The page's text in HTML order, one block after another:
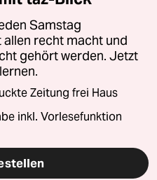
Samstag
recht macht und
gehört werden. Jetzt
Zeitung frei Haus
inkl. Vorlesefunktion